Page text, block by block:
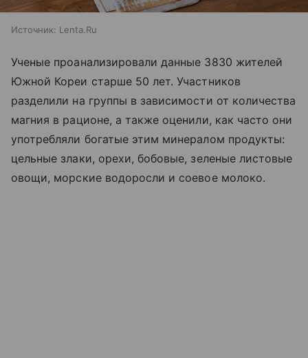
Источник: Lenta.Ru
Ученые проанализировали данные 3830 жителей
Южной Кореи старше 50 лет. Участников
разделили на группы в зависимости от количества
магния в рационе, а также оценили, как часто они
употребляли богатые этим минералом продукты:
цельные злаки, орехи, бобовые, зеленые листовые
овощи, морские водоросли и соевое молоко.